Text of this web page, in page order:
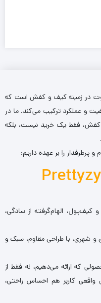
در زمینه کیف و کفش است که
و عملکرد ترکیب می‌کند. ما در
کفش، فقط یک خرید نیست، بلکه
پرطرفدار را بر عهده داریم:
الهام‌گرفته از سادگی،
شهری، با طراحی مقاوم، سبک و
که ارائه می‌دهیم، نه فقط از
واقعی کاربر هم احساس راحتی،